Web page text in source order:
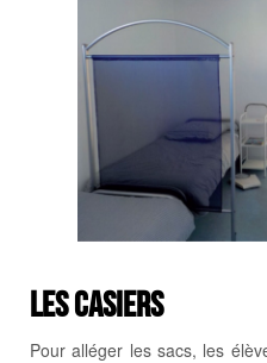
Les casiers
Pour alléger les sacs, les